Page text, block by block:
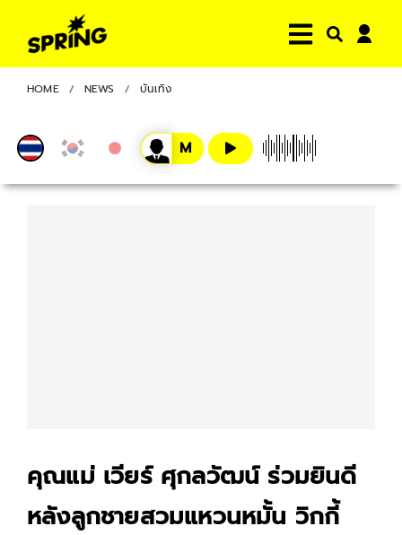
HOME NEWS บันเทิง
คุณแม่ เวียร์ ศุกลวัฒน์ ร่วมยินดี
หลังลูกชายสวมแหวนหมั้น วิกกี้